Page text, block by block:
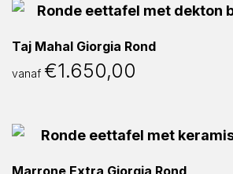
Taj Mahal Giorgia Rond
vanaf €1.650,00
Marrone Extra Giorgia Rond